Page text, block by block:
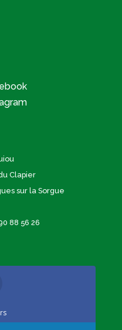
Clapier
sur la Sorgue
88 56 26